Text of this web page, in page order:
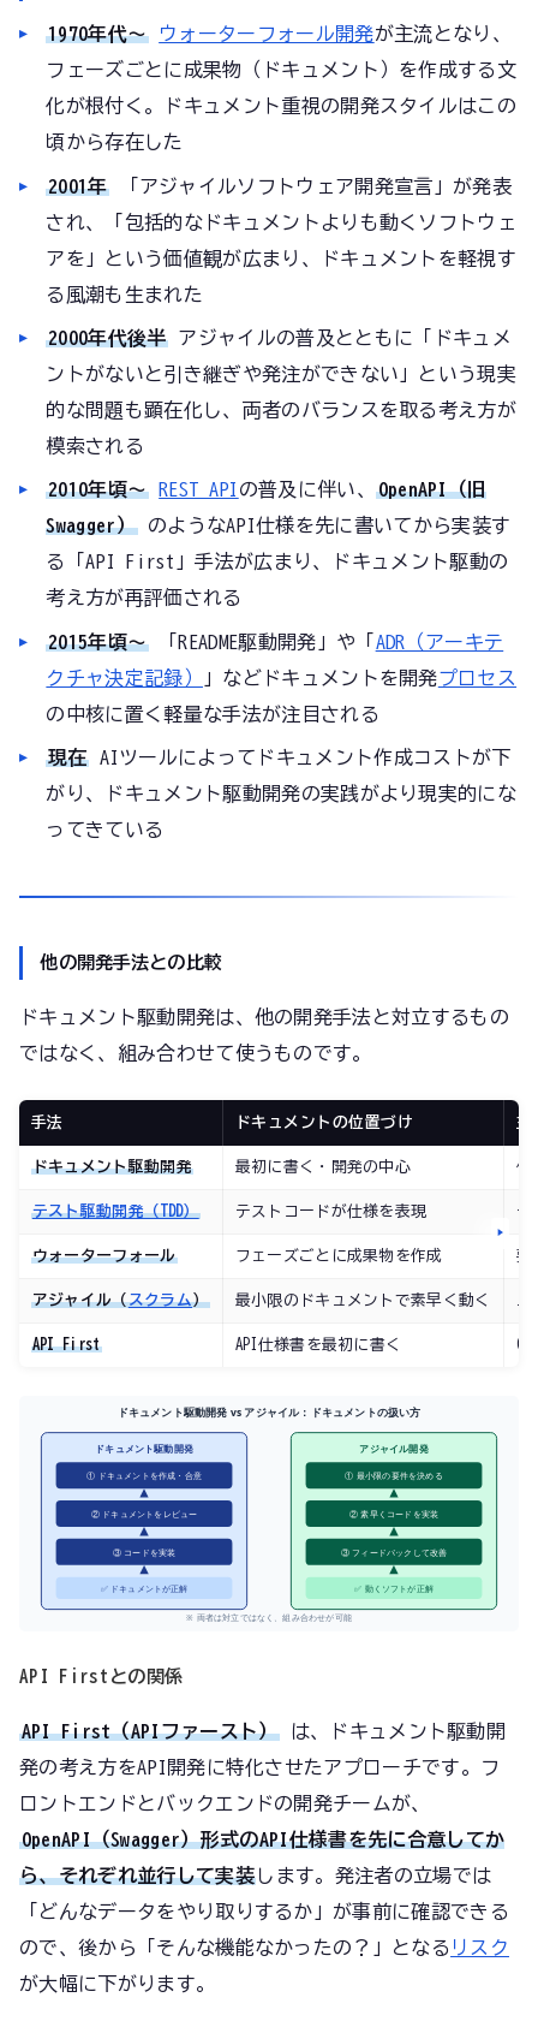
1970年代〜 ウォーターフォール開発が主流となり、
フェーズごとに成果物（ドキュメント）を作成する文
化が根付く。ドキュメント重視の開発スタイルはこの
頃から存在した
2001年 「アジャイルソフトウェア開発宣言」が発表
され、「包括的なドキュメントよりも動くソフトウェ
アを」という価値観が広まり、ドキュメントを軽視す
る風潮も生まれた
2000年代後半 アジャイルの普及とともに「ドキュメ
ントがないと引き継ぎや発注ができない」という現実
的な問題も顕在化し、両者のバランスを取る考え方が
模索される
2010年頃〜 REST API の普及に伴い、 OpenAPI（旧
Swagger）のようなAPI仕様を先に書いてから実装す
る「API First」手法が広まり、ドキュメント駆動の
考え方が再評価される
2015年頃〜「README駆動開発」や「 ADR（アーキテ
クチャ決定記録）
」などドキュメントを開発プロセス
の中核に置く軽量な手法が注目される
現在 AIツールによってドキュメント作成コストが下
がり、ドキュメント駆動開発の実践がより現実的にな
ってきている
他の開発手法との比較
ドキュメント駆動開発は、他の開発手法と対立するもの
ではなく、組み合わせて使うものです。
手法 ドキュメントの位置づけ 主
ドキュメント駆動開発 最初に書く・開発の中心 仕
テスト駆動開発（TDD） テストコードが仕様を表現 テ
ウォーターフォール フェーズごとに成果物を作成 要
アジャイル（スクラム） 最小限のドキュメントで素早く動く
API First API仕様書を最初に書く
ドキュメント駆動開発 vs アジャイル：ドキュメントの扱い方
ドキュメント駆動開発
① ドキュメントを作成・合意
② ドキュメントをレビュー
③ コードを実装
✅ ドキュメントが正解
アジャイル開発
① 最小限の要件を決める
② 素早くコードを実装
③ フィードバックして改善
✅ 動くソフトが正解
※ 両者は対立ではなく、組み合わせが可能
API Firstとの関係
API First（APIファースト） は、ドキュメント駆動開
発の考え方をAPI開発に特化させたアプローチです。フ
ロントエンドとバックエンドの開発チームが、
OpenAPI（Swagger）形式のAPI仕様書を先に合意してか
ら、それぞれ並行して実装 します。発注者の立場では
「どんなデータをやり取りするか」が事前に確認できる
ので、後から「そんな機能なかったの？」となる リスク
が大幅に下がります。